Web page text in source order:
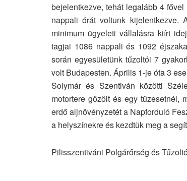
bejelentkezve, tehát legalább 4
nappali órát voltunk kijelentkezve.
minimum ügyeleti vállalásra kiírt
tagjai 1086 nappali és 1092
során egyesületünk tűzoltói 7
volt Budapesten. Április 1-je óta 3
Solymár és Szentiván közötti
motortere gőzölt és egy tűzesetnél,
erdő aljnövényzetét a Napforduló
a helyszínekre és kezdtük meg a
Pilisszentiváni Polgárőrség és